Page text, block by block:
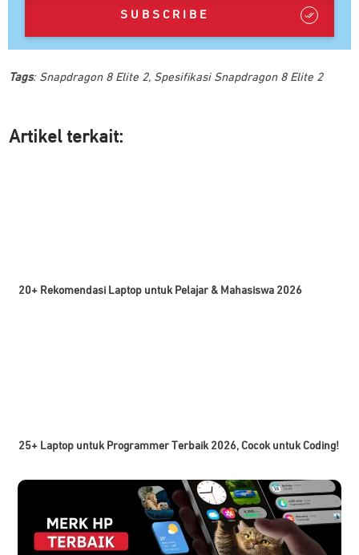
SUBSCRIBE
Tags: Snapdragon 8 Elite 2, Spesifikasi Snapdragon 8 Elite 2
Artikel terkait:
20+ Rekomendasi Laptop untuk Pelajar & Mahasiswa 2026
25+ Laptop untuk Programmer Terbaik 2026, Cocok untuk Coding!